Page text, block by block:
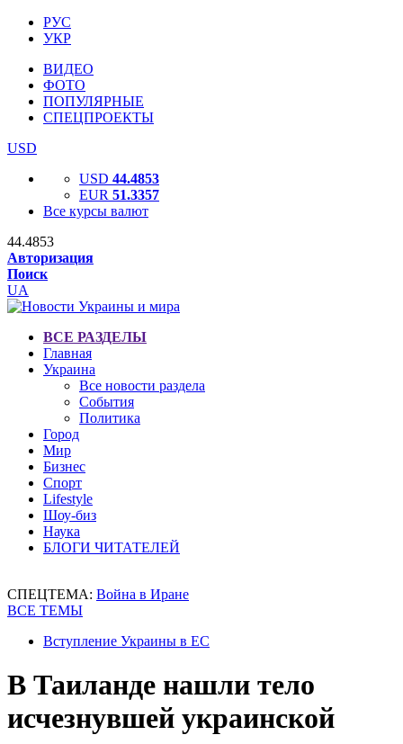
РУС
УКР
ВИДЕО
ФОТО
ПОПУЛЯРНЫЕ
СПЕЦПРОЕКТЫ
USD
USD 44.4853
EUR 51.3357
Все курсы валют
44.4853
Авторизация
Поиск
UA
ВСЕ РАЗДЕЛЫ
Главная
Украина
Все новости раздела
События
Политика
Город
Мир
Бизнес
Спорт
Lifestyle
Шоу-биз
Наука
БЛОГИ ЧИТАТЕЛЕЙ
СПЕЦТЕМА: Война в Иране
ВСЕ ТЕМЫ
Вступление Украины в ЕС
В Таиланде нашли тело
исчезнувшей украинской